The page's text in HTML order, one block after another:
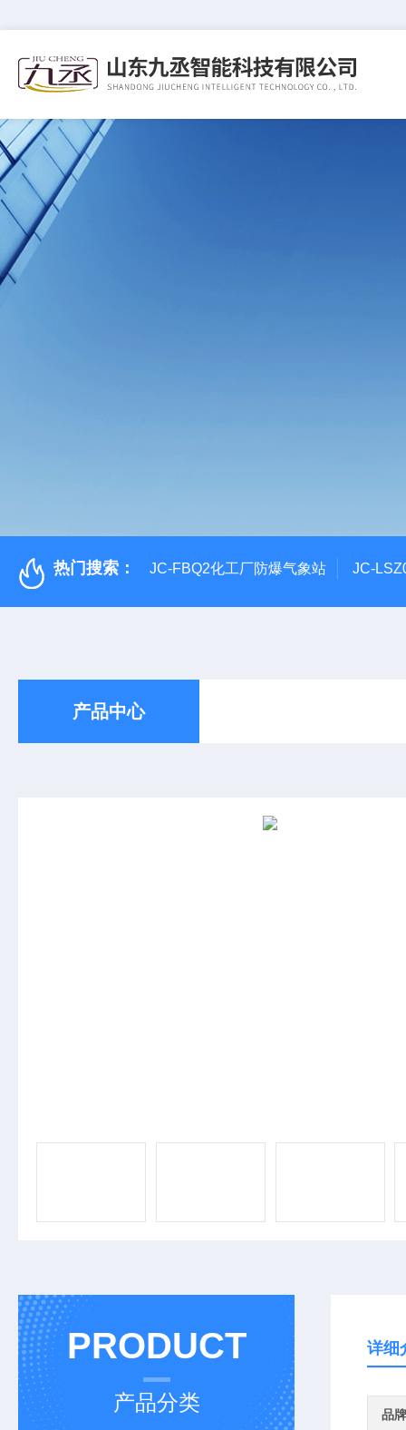
热门搜索： JC-FBQ2化工厂防爆气象站 JC-
产品中心
PRODUCT
产品分类
详细
品牌